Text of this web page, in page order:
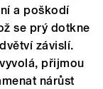
a poškodí
se prý dotkne
závislí.
přijmou
nárůst